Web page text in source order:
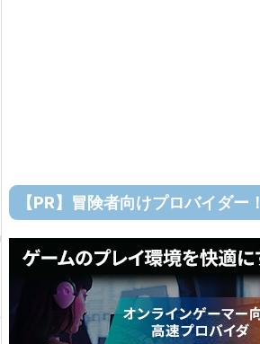
【PR】冒険者向けプロバイダー！